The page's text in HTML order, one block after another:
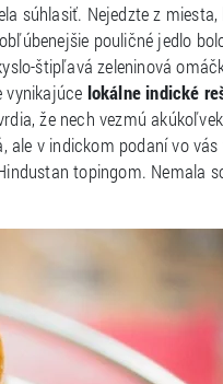
súhlasiť. Nejedzte z miesta,
pouličné jedlo
štipľavá zeleninová
vynikajúce lokálne indické
že nech vezmú
v indickom podaní vo vás
topingom. Nemala